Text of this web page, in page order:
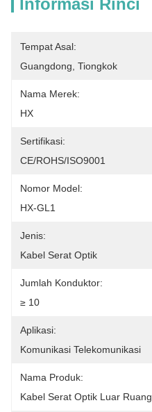
Informasi Rinci
Tempat Asal:
Guangdong, Tiongkok
Nama Merek:
HX
Sertifikasi:
CE/ROHS/ISO9001
Nomor Model:
HX-GL1
Jenis:
Kabel Serat Optik
Jumlah Konduktor:
≥ 10
Aplikasi:
Komunikasi Telekomunikasi
Nama Produk:
Kabel Serat Optik Luar Ruang